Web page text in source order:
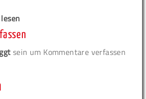
sein um Kommentare verfassen